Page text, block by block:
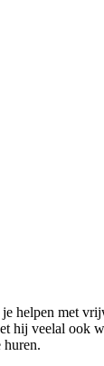
helpen met
veelal ook
huren.